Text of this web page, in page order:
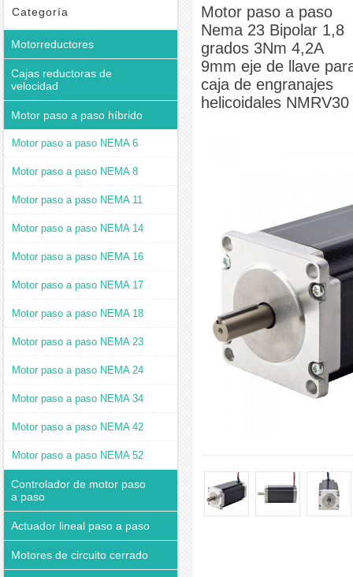
grados 3Nm 4,2A 9mm eje de llave para caja de engranajes helicoidales NMRV30
Categoría
Motorreductores
Cajas reductoras de
velocidad
Motor paso a paso híbrido
Motor paso a paso NEMA 6
Motor paso a paso NEMA 8
Motor paso a paso NEMA 11
Motor paso a paso NEMA 14
Motor paso a paso NEMA 16
Motor paso a paso NEMA 17
Motor paso a paso NEMA 18
Motor paso a paso NEMA 23
Motor paso a paso NEMA 24
Motor paso a paso NEMA 34
Motor paso a paso NEMA 42
Motor paso a paso NEMA 52
Controlador de motor paso
a paso
Actuador lineal paso a paso
Motores de circuito cerrado
Motor paso a paso
Nema 23 Bipolar 1,8
grados 3Nm 4,2A
9mm eje de llave
caja de engranajes
helicoidales NMRV30